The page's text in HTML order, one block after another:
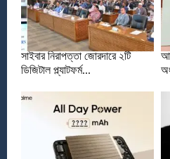
সাইবার নিরাপত্তা জোরদারে ২টি
ডিজিটাল প্ল্যাটফর্ম...